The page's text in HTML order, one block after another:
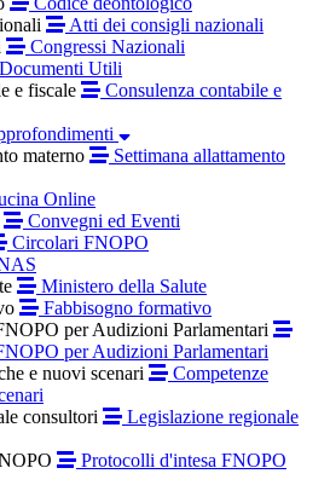
Atti dei consigli nazionali
Congressi Nazionali
Documenti Utili
e fiscale
Consulenza contabile e
materno
Settimana allattamento
Online
Convegni ed Eventi
Circolari FNOPO
Ministero della Salute
Fabbisogno formativo
per Audizioni Parlamentari
per Audizioni Parlamentari
e nuovi scenari
Competenze
consultori
Legislazione regionale
Protocolli d'intesa FNOPO